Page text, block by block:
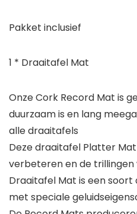
Pakket inclusief
1 * Draaitafel Mat
Onze Cork Record Mat is
duurzaam is en lang
alle draaitafels
Deze draaitafel Platter
verbeteren en de
Draaitafel Mat is een
met speciale